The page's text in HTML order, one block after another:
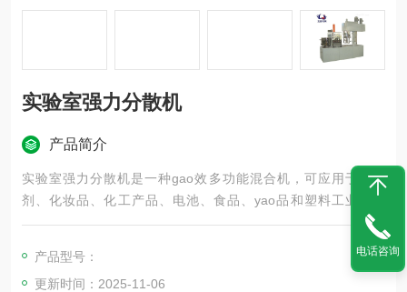
实验室强力分散机
产品简介
实验室强力分散机是一种gao效多功能混合机，可应用于粘合
剂、化妆品、化工产品、电池、食品、yao品和塑料工业等行
业。
产品型号：
更新时间：2025-11-06
电话咨询